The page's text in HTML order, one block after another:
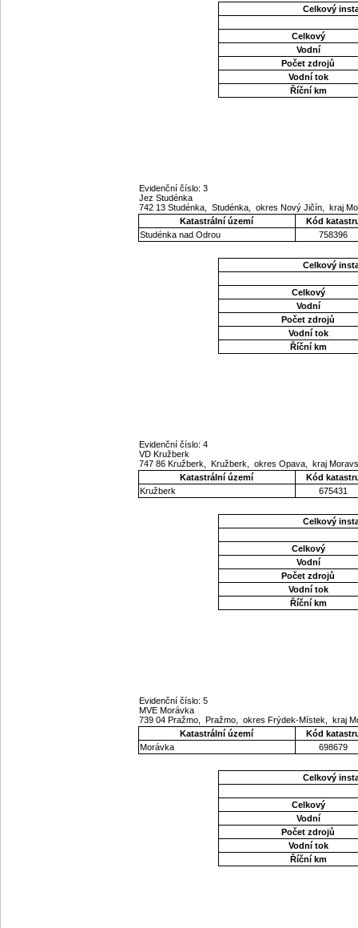
Celkový
Celkový
Vodní
Počet zdrojů
Vodní tok
Říční km
Evidenční číslo: 3
Jez Studénka
742 13 Studénka, Studénka, okres Nový Jičín, kraj
Katastrální území
Kód
Studénka nad Odrou
758396
Celkový
Celkový
Vodní
Počet zdrojů
Vodní tok
Říční km
Evidenční číslo: 4
VD Kružberk
747 86 Kružberk, Kružberk, okres Opava, kraj
Katastrální území
Kód
Kružberk
675431
Celkový
Celkový
Vodní
Počet zdrojů
Vodní tok
Říční km
Evidenční číslo: 5
MVE Morávka
739 04 Pražmo, Pražmo, okres Frýdek-Místek, kraj
Katastrální území
Kód
Morávka
698679
Celkový
Celkový
Vodní
Počet zdrojů
Vodní tok
Říční km